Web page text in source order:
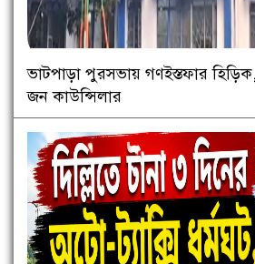
ভাটপাড়া পুরসভায় গণইস্তফার
জন কাউন্সিলার